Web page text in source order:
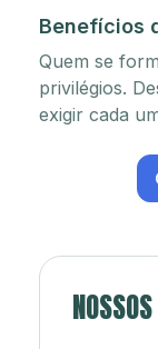
Benefícios
Quem se
privilégios.
exigir cada